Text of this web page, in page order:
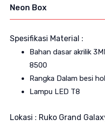
Neon Box
Spesifikasi Material :
Bahan dasar akrilik
8500
Rangka Dalam besi
Lampu LED T8
Lokasi : Ruko Grand